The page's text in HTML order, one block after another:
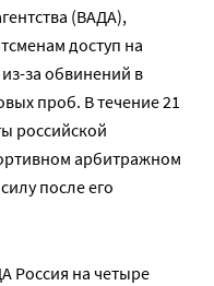
(ВАДА),
доступ на
за обвинений в
проб. В течение 21
российской
арбитражном
после его
Россия на четыре